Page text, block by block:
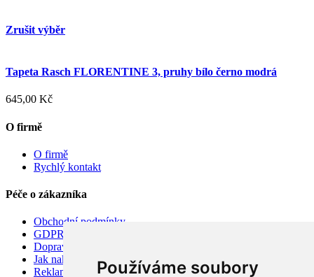
Používáme soubory
Zrušit výběr
Tapeta Rasch FLORENTINE 3, pruhy bílo černo modrá
645,00 Kč
O firmě
O firmě
Rychlý kontakt
Péče o zákazníka
Obchodní podmínky
GDPR
Doprava
Jak nakupovat
Reklamace